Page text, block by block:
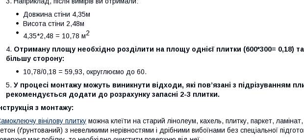
Довжина стіни 4,35м
Висота стіни 2,48м
4,35*2,48 = 10,78 м2
Отриману площу необхідно розділити на площу однієї плитки (600*300= 0,18)
більшу сторону:
10,78/0,18 = 59,93, округлюємо до 60.
У процесі монтажу можуть виникнути відходи, які пов’язані з підрізуванням
рекомендується додати до розрахунку запасні 2-3 плитки.
з монтажу:
вінілову плитку можна клеїти на старий лінолеум, кахель, плитку, паркет,
(ґрунтований) з невеликими нерівностями і дрібними вибоїнами без спеціальної